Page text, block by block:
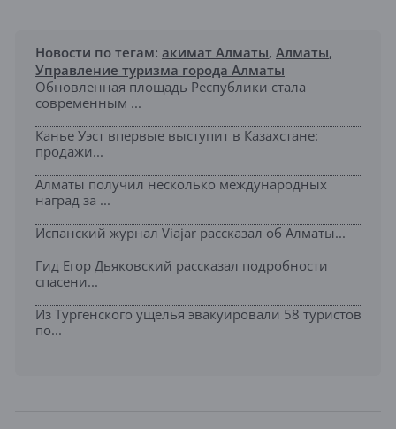
Новости по тегам: акимат Алматы, Алматы,
Управление туризма города Алматы
Обновленная площадь Республики стала
современным ...
Канье Уэст впервые выступит в Казахстане:
продажи...
Алматы получил несколько международных
наград за ...
Испанский журнал Viajar рассказал об Алматы...
Гид Егор Дьяковский рассказал подробности
спасени...
Из Тургенского ущелья эвакуировали 58 туристов
по...